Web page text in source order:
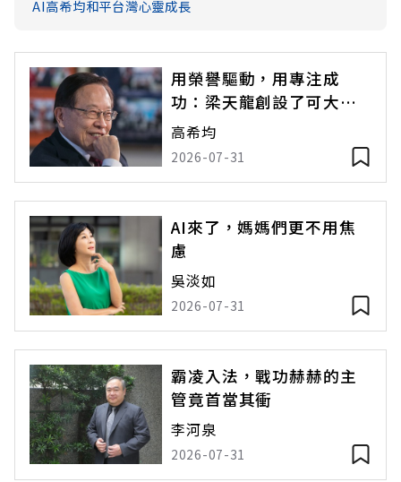
AI高希均和平台灣心靈成長
用榮譽驅動，用專注成
功：梁天龍創設了可大、
可久、可敬的事業
高希均
2026-07-31
AI來了，媽媽們更不用焦
慮
吳淡如
2026-07-31
霸凌入法，戰功赫赫的主
管竟首當其衝
李河泉
2026-07-31